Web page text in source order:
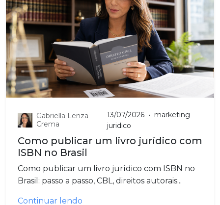
Gabriella Lenza
Crema
13/07/2026 • marketing-
juridico
Como publicar um livro jurídico com
ISBN no Brasil
Como publicar um livro jurídico com ISBN no
Brasil: passo a passo, CBL, direitos autorais...
Continuar lendo